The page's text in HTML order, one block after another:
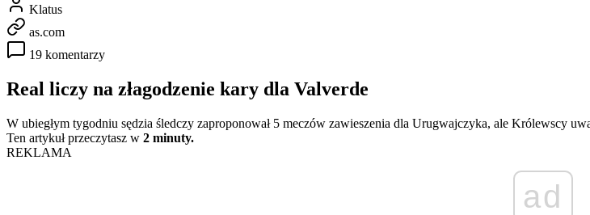
Klatus
as.com
19 komentarzy
Real liczy na złagodzenie kary dla Valverde
W ubiegłym tygodniu sędzia śledczy zaproponował 5 meczów zawieszenia dla Urugwajczyka, ale Królewscy
Ten artykuł przeczytasz w 2 minuty.
REKLAMA
ad